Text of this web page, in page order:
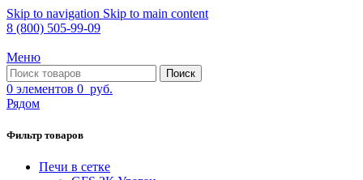
Skip to navigation Skip to main content
8 (800) 505-99-09
Меню
Поиск
0 элементов 0 руб.
Рядом
Фильтр товаров
Печи в сетке